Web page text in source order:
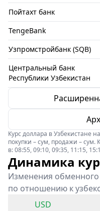
Пойтахт банк
TengeBank
Узпромстройбанк (SQB)
Центральный банк
Республики Узбекистан
Курс доллара в Узбекистане
покупки – сум, продажи –
в: 08:55, 09:10, 09:35, 11:15,
Динамика
Изменения обменного
по отношению к
USD